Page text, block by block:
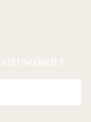
NIEUWSBRIEF